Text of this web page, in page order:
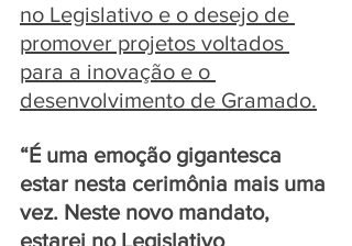
no Legislativo e o desejo de
promover projetos voltados
para a inovação e o
desenvolvimento de Gramado.
“É uma emoção gigantesca
estar nesta cerimônia mais uma
vez. Neste novo mandato,
estarei no Legislativo